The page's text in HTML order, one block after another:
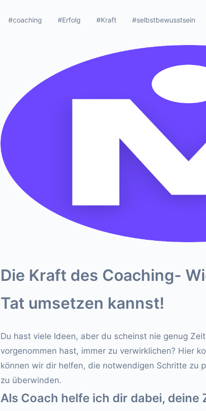
#coaching #Erfolg #Kraft #selbstbewusstsein
Die Kraft des Coaching-
Tat umsetzen kannst!
Du hast viele Ideen, aber du scheinst nie genug
vorgenommen hast, immer zu verwirklichen? Hier
können wir dir helfen, die notwendigen Schritte zu
zu überwinden.
Als Coach helfe ich dir dabei, deine